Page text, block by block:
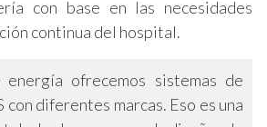
con base en las necesidades
continua del hospital.
ofrecemos sistemas de
con diferentes marcas. Eso es una